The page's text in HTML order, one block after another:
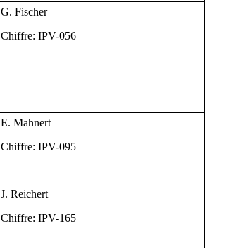
G. Fischer
Chiffre: IPV-056
E. Mahnert
Chiffre: IPV-095
J. Reichert
Chiffre: IPV-165